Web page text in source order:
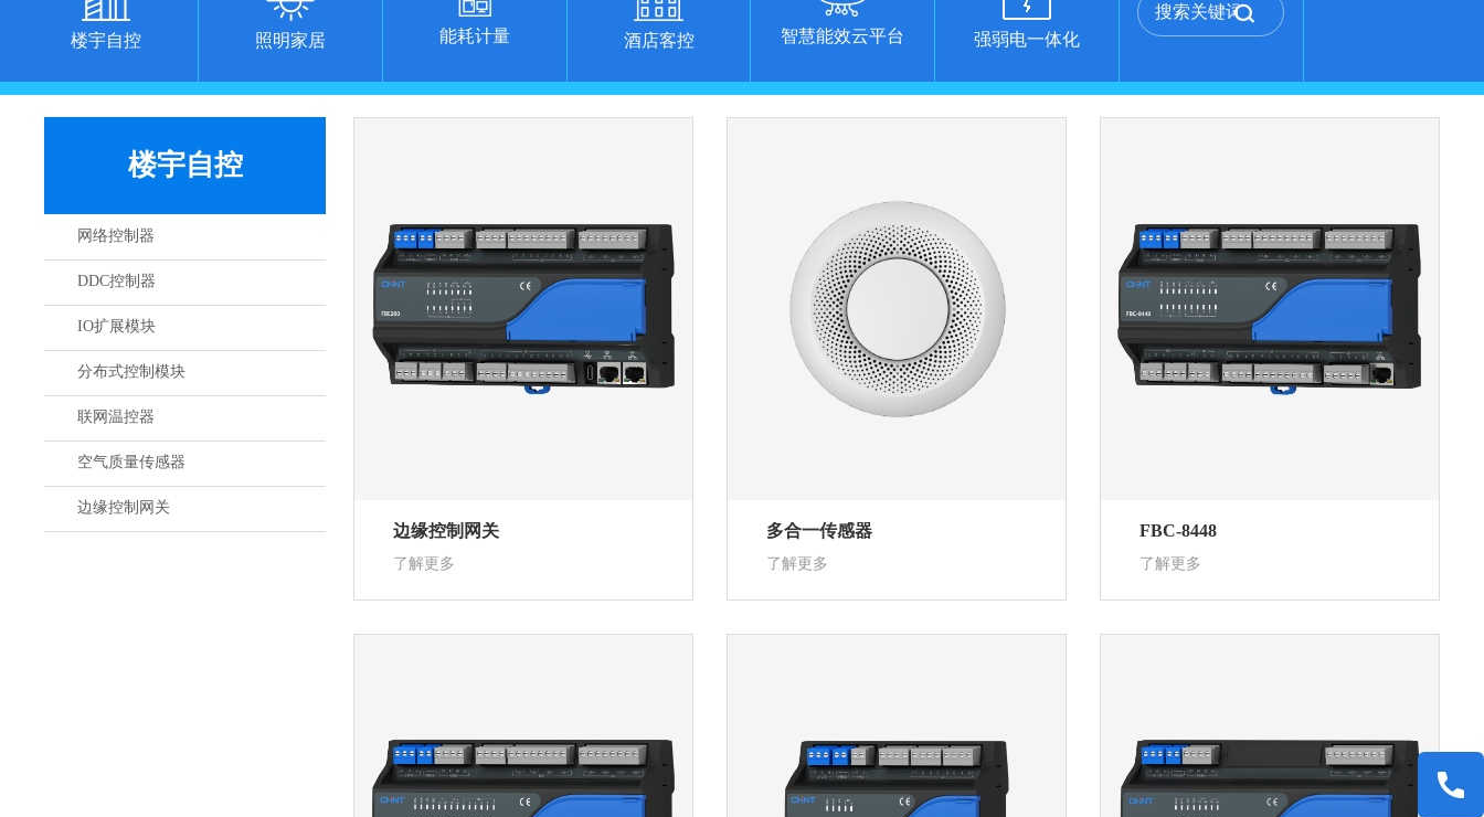
楼宇自控 照明家居 能耗计量 酒店客控 智慧能效云平台 强弱电一体化
楼宇自控
网络控制器
DDC控制器
IO扩展模块
分布式控制模块
联网温控器
空气质量传感器
边缘控制网关
边缘控制网关
了解更多
多合一传感器
了解更多
FBC-8448
了解更多